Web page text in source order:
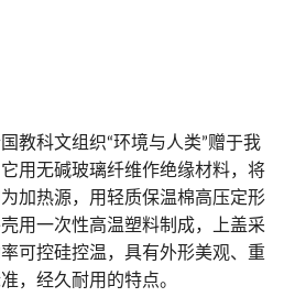
教科文组织“环境与人类”赠于我
用无碱玻璃纤维作绝缘材料，将
加热源，用轻质保温棉高压定形
用一次性高温塑料制成，上盖采
可控硅控温，具有外形美观、重
，经久耐用的特点。